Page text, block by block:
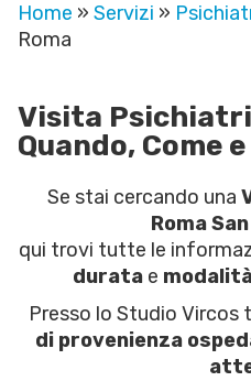
Home » Servizi »
Roma
Visita
Quando, Come
Se stai cercando una
Roma
qui trovi tutte le
duratae
Presso lo Studio Vircos
di provenienza